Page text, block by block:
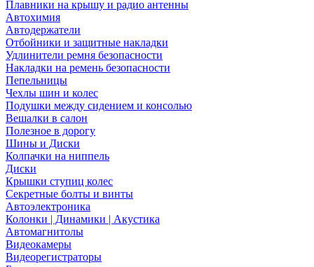
Плавники на крышу и радио антенны
Автохимия
Автодержатели
Отбойники и защитные накладки
Удлинители ремня безопасности
Накладки на ремень безопасности
Пепельницы
Чехлы шин и колес
Подушки между сидением и консолью
Вешалки в салон
Полезное в дорогу
Шины и Диски
Колпачки на ниппель
Диски
Крышки ступиц колес
Секретные болты и винты
Автоэлектроника
Колонки | Динамики | Акустика
Автомагнитолы
Видеокамеры
Видеорегистраторы